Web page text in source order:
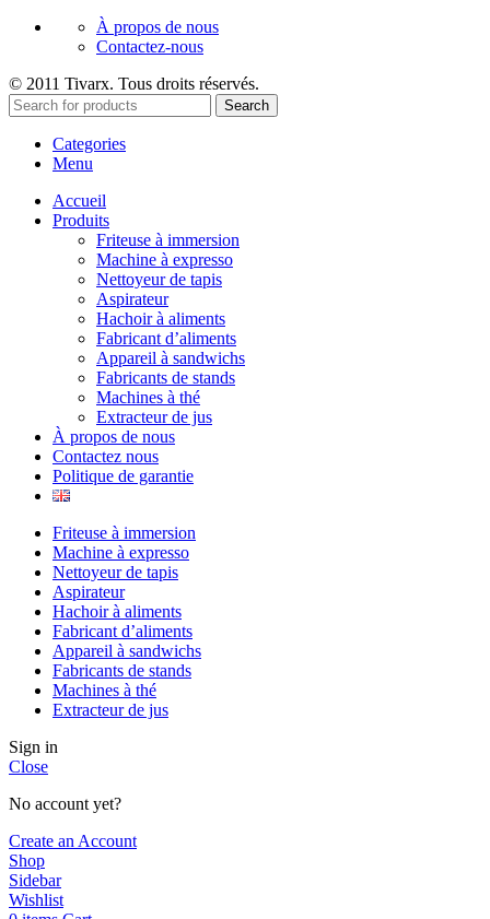
À propos de nous
Contactez-nous
© 2011 Tivarx. Tous droits réservés.
Search
Categories
Menu
Accueil
Produits
Friteuse à immersion
Machine à expresso
Nettoyeur de tapis
Aspirateur
Hachoir à aliments
Fabricant d’aliments
Appareil à sandwichs
Fabricants de stands
Machines à thé
Extracteur de jus
À propos de nous
Contactez nous
Politique de garantie
Friteuse à immersion
Machine à expresso
Nettoyeur de tapis
Aspirateur
Hachoir à aliments
Fabricant d’aliments
Appareil à sandwichs
Fabricants de stands
Machines à thé
Extracteur de jus
Sign in
Close
No account yet?
Create an Account
Shop
Sidebar
Wishlist